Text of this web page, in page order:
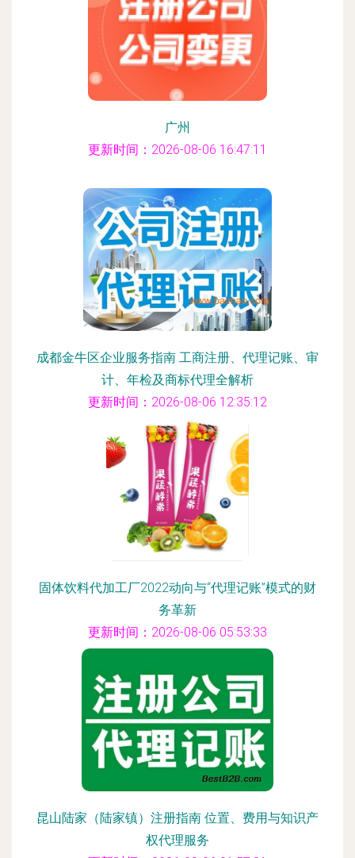
广州
更新时间：2026-08-06 16:47:11
成都金牛区企业服务指南 工商注册、代理记账、审
计、年检及商标代理全解析
更新时间：2026-08-06 12:35:12
固体饮料代加工厂2022动向与“代理记账”模式的财
务革新
更新时间：2026-08-06 05:53:33
昆山陆家（陆家镇）注册指南 位置、费用与知识产
权代理服务